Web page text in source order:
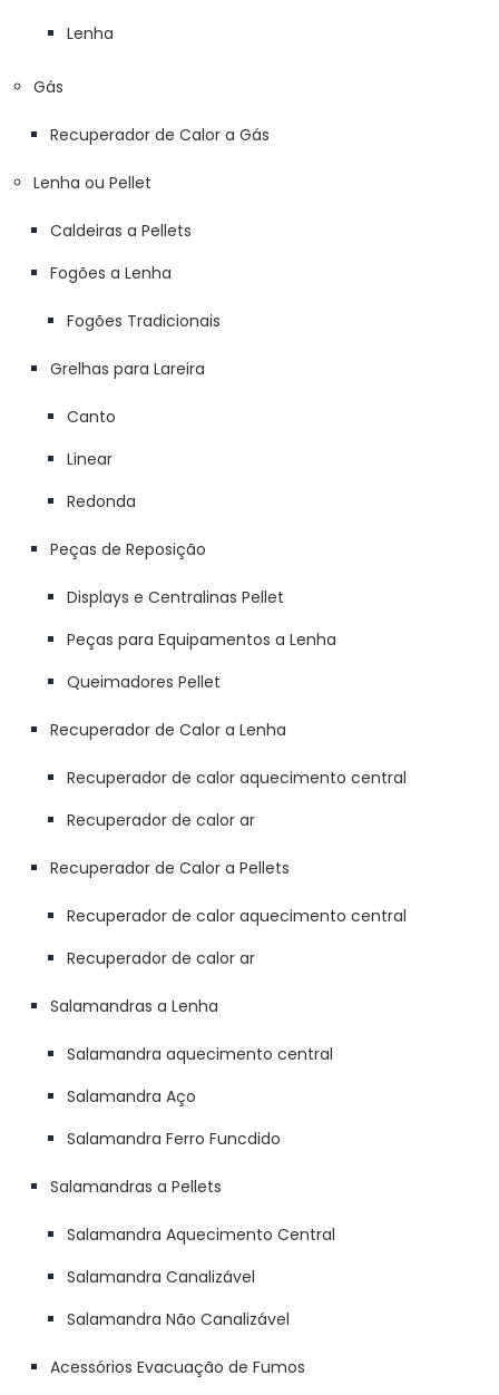
Lenha
Gás
Recuperador de Calor a Gás
Lenha ou Pellet
Caldeiras a Pellets
Fogões a Lenha
Fogões Tradicionais
Grelhas para Lareira
Canto
Linear
Redonda
Peças de Reposição
Displays e Centralinas Pellet
Peças para Equipamentos a Lenha
Queimadores Pellet
Recuperador de Calor a Lenha
Recuperador de calor aquecimento central
Recuperador de calor ar
Recuperador de Calor a Pellets
Recuperador de calor aquecimento central
Recuperador de calor ar
Salamandras a Lenha
Salamandra aquecimento central
Salamandra Aço
Salamandra Ferro Funcdido
Salamandras a Pellets
Salamandra Aquecimento Central
Salamandra Canalizável
Salamandra Não Canalizável
Acessórios Evacuação de Fumos